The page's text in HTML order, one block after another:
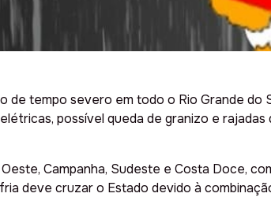
de tempo severo em todo o Rio Grande
possível queda de granizo e
Campanha, Sudeste e Costa Doce,
deve cruzar o Estado devido à